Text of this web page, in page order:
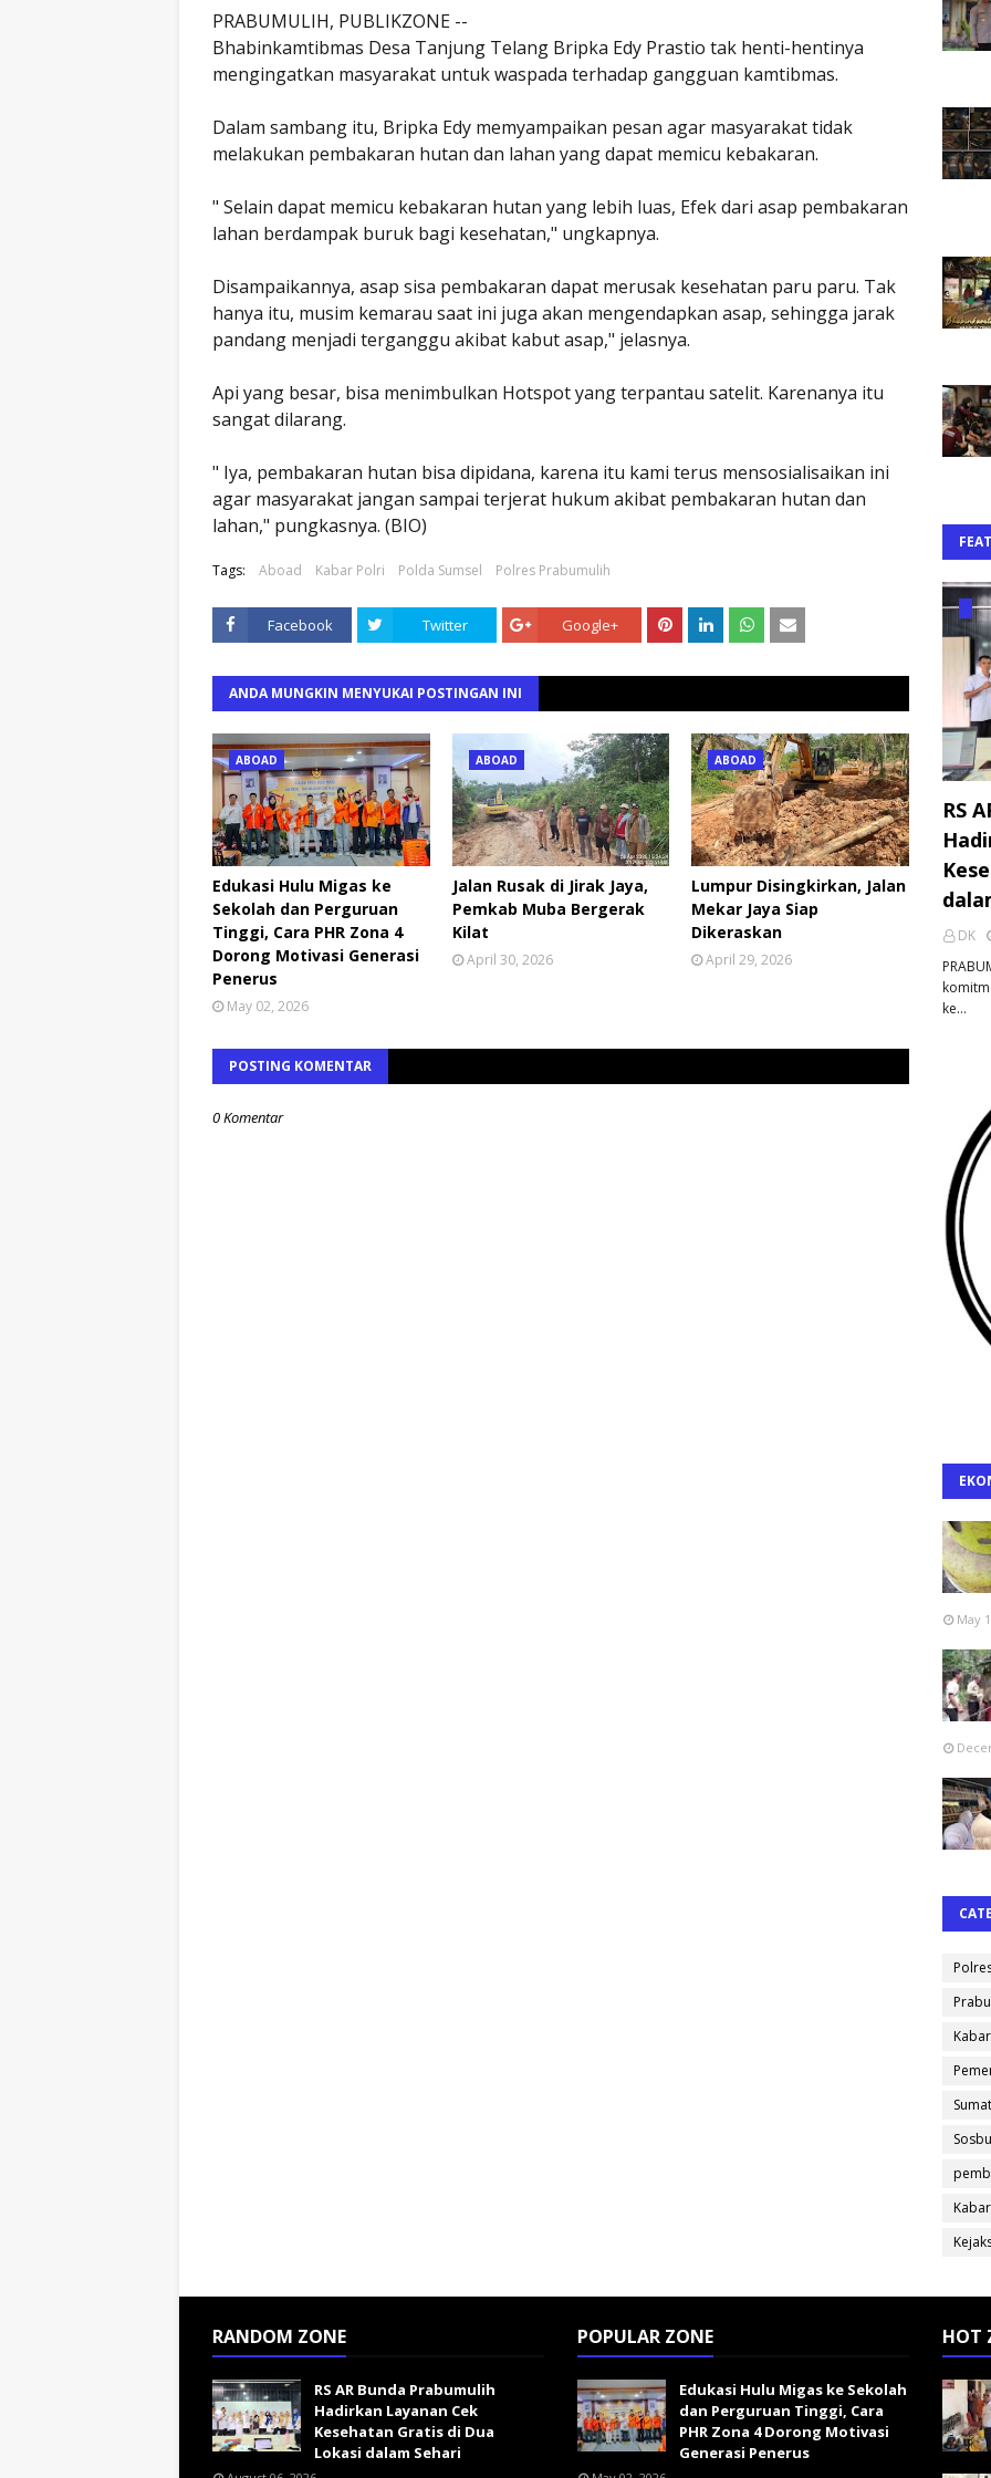
PRABUMULIH, PUBLIKZONE --
Bhabinkamtibmas Desa Tanjung Telang Bripka Edy Prastio tak henti-hentinya
mengingatkan masyarakat untuk waspada terhadap gangguan kamtibmas.
Dalam sambang itu, Bripka Edy memyampaikan pesan agar masyarakat tidak
melakukan pembakaran hutan dan lahan yang dapat memicu kebakaran.
" Selain dapat memicu kebakaran hutan yang lebih luas, Efek dari asap pembakaran
lahan berdampak buruk bagi kesehatan," ungkapnya.
Disampaikannya, asap sisa pembakaran dapat merusak kesehatan paru paru. Tak
hanya itu, musim kemarau saat ini juga akan mengendapkan asap, sehingga jarak
pandang menjadi terganggu akibat kabut asap," jelasnya.
Api yang besar, bisa menimbulkan Hotspot yang terpantau satelit. Karenanya itu
sangat dilarang.
" Iya, pembakaran hutan bisa dipidana, karena itu kami terus mensosialisaikan ini
agar masyarakat jangan sampai terjerat hukum akibat pembakaran hutan dan
lahan," pungkasnya. (BIO)
Tags: Aboad Kabar Polri Polda Sumsel Polres Prabumulih
Facebook Twitter Google+
ANDA MUNGKIN MENYUKAI POSTINGAN INI
ABOAD
Edukasi Hulu Migas ke
Sekolah dan Perguruan
Tinggi, Cara PHR Zona 4
Dorong Motivasi Generasi
Penerus
May 02, 2026
ABOAD
Jalan Rusak di Jirak Jaya,
Pemkab Muba Bergerak
Kilat
April 30, 2026
ABOAD
Lumpur Disingkirkan, Jalan
Mekar Jaya Siap
Dikeraskan
April 29, 2026
POSTING KOMENTAR
0 Komentar
RS
DK
ke…
May
RANDOM ZONE
RS AR Bunda Prabumulih
Hadirkan Layanan Cek
Kesehatan Gratis di Dua
Lokasi dalam Sehari
POPULAR ZONE
Edukasi Hulu Migas ke Sekolah
dan Perguruan Tinggi, Cara
PHR Zona 4 Dorong Motivasi
Generasi Penerus
HOT